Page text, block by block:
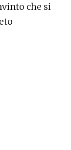
che si